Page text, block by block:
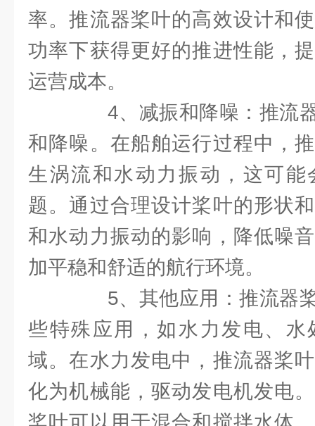
率。推流器桨叶的高效设计和
功率下获得更好的推进性能，
运营成本。
4、减振和降噪：推流器
和降噪。在船舶运行过程中，
生涡流和水动力振动，这可能
题。通过合理设计桨叶的形状
和水动力振动的影响，降低噪
加平稳和舒适的航行环境。
5、其他应用：推流器桨
些特殊应用，如水力发电、水
域。在水力发电中，推流器桨
化为机械能，驱动发电机发电